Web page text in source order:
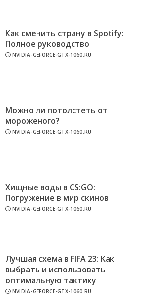
Как сменить страну в Spotify:
Полное руководство
NVIDIA-GEFORCE-GTX-1060.RU
Можно ли потолстеть от
мороженого?
NVIDIA-GEFORCE-GTX-1060.RU
Хищные воды в CS:GO:
Погружение в мир скинов
NVIDIA-GEFORCE-GTX-1060.RU
Лучшая схема в FIFA 23: Как
выбрать и использовать
оптимальную тактику
NVIDIA-GEFORCE-GTX-1060.RU